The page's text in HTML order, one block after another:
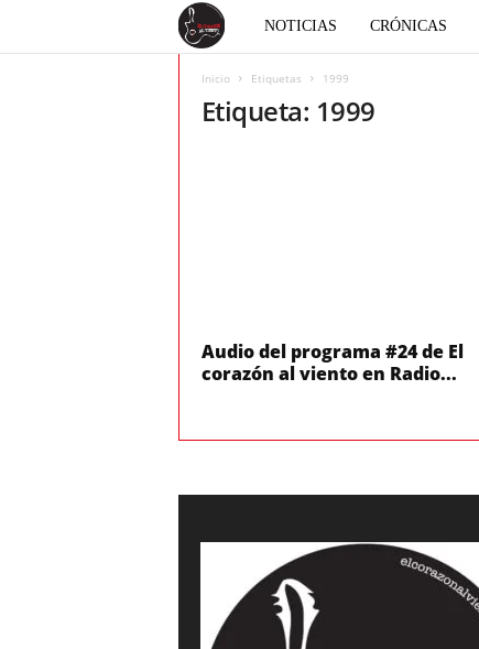
NOTICIAS CRÓNICAS
Inicio Etiquetas 1999
Etiqueta: 1999
Audio del programa #24 de El
corazón al viento en Radio...